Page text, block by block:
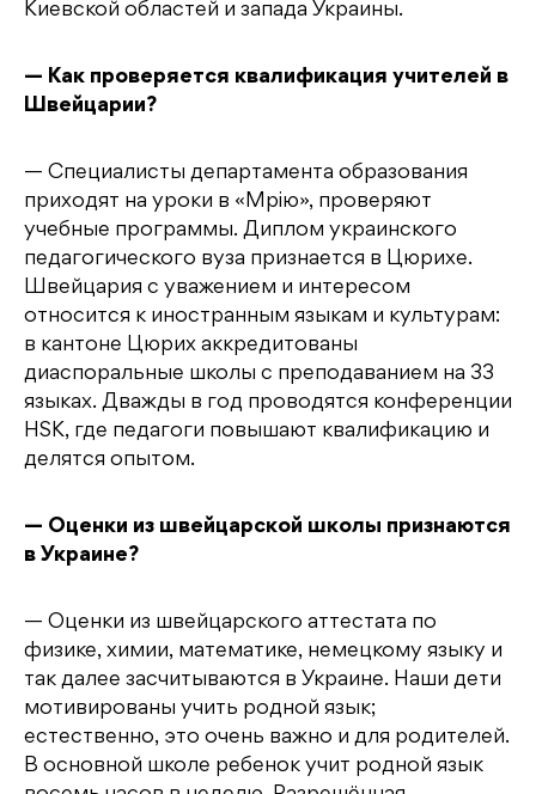
Киевской областей и запада Украины.
— Как проверяется квалификация учителей в
Швейцарии?
— Специалисты департамента образования
приходят на уроки в «Мрію», проверяют
учебные программы. Диплом украинского
педагогического вуза признается в Цюрихе.
Швейцария с уважением и интересом
относится к иностранным языкам и культурам:
в кантоне Цюрих аккредитованы
диаспоральные школы с преподаванием на 33
языках. Дважды в год проводятся конференции
HSK, где педагоги повышают квалификацию и
делятся опытом.
— Оценки из швейцарской школы признаются
в Украине?
— Оценки из швейцарского аттестата по
физике, химии, математике, немецкому языку и
так далее засчитываются в Украине. Наши дети
мотивированы учить родной язык;
естественно, это очень важно и для родителей.
В основной школе ребенок учит родной язык